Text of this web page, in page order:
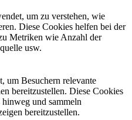
um zu verstehen, wie
Diese Cookies helfen bei der
Metriken wie Anzahl der
usw.
um Besuchern relevante
bereitzustellen. Diese Cookies
und sammeln
bereitzustellen.